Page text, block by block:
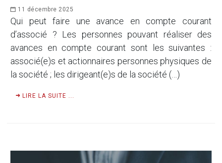
11 décembre 2025
Qui peut faire une avance en compte courant
d’associé ? Les personnes pouvant réaliser des
avances en compte courant sont les suivantes :
associé(e)s et actionnaires personnes physiques de
la société ; les dirigeant(e)s de la société (…)
LIRE LA SUITE ...